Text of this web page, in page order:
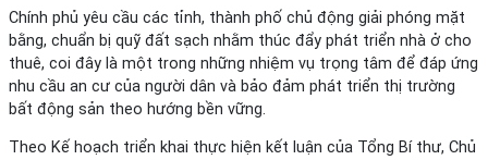
Chính phủ yêu cầu các tỉnh, thành phố chủ động giải phóng mặt
bằng, chuẩn bị quỹ đất sạch nhằm thúc đẩy phát triển nhà ở cho
thuê, coi đây là một trong những nhiệm vụ trọng tâm để đáp ứng
nhu cầu an cư của người dân và bảo đảm phát triển thị trường
bất động sản theo hướng bền vững.
Theo Kế hoạch triển khai thực hiện kết luận của Tổng Bí thư, Chủ